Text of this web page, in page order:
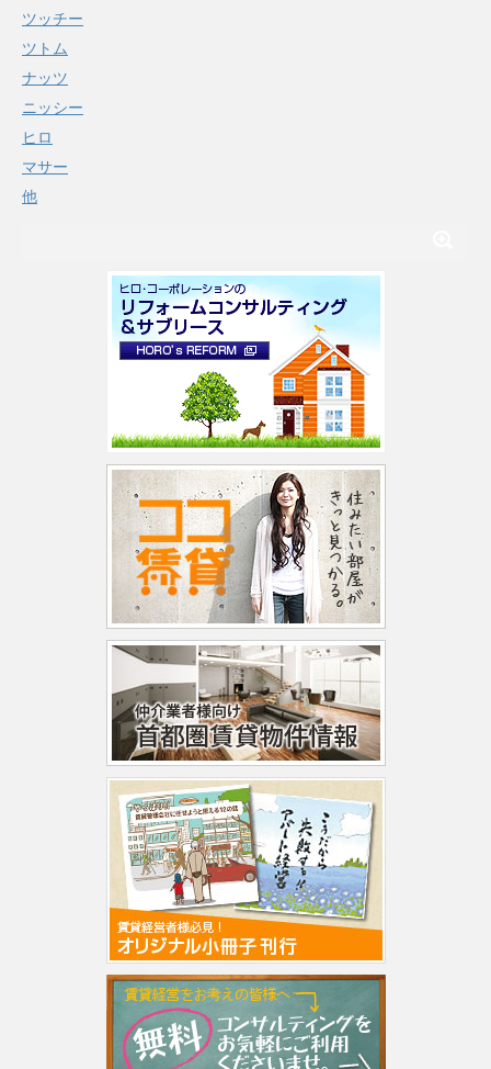
ツッチー
ツトム
ナッツ
ニッシー
ヒロ
マサー
他